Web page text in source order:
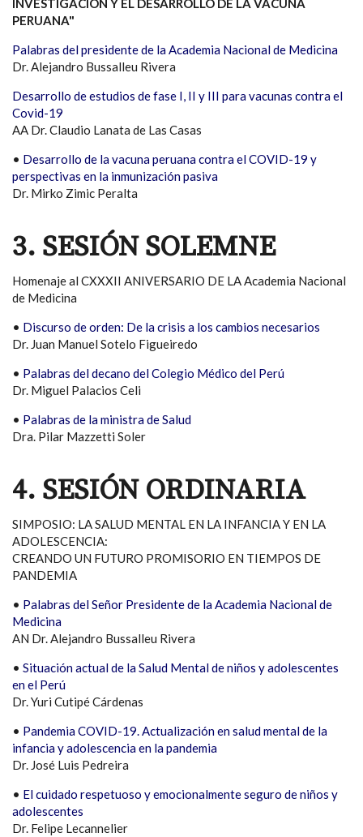
INVESTIGACIÓN Y EL DESARROLLO DE LA VACUNA
PERUANA"
Palabras del presidente de la Academia Nacional de Medicina
Dr. Alejandro Bussalleu Rivera
Desarrollo de estudios de fase I, II y III para vacunas contra el
Covid-19
AA Dr. Claudio Lanata de Las Casas
• Desarrollo de la vacuna peruana contra el COVID-19 y
perspectivas en la inmunización pasiva
Dr. Mirko Zimic Peralta
3. SESIÓN SOLEMNE
Homenaje al CXXXII ANIVERSARIO DE LA Academia Nacional
de Medicina
• Discurso de orden: De la crisis a los cambios necesarios
Dr. Juan Manuel Sotelo Figueiredo
• Palabras del decano del Colegio Médico del Perú
Dr. Miguel Palacios Celi
• Palabras de la ministra de Salud
Dra. Pilar Mazzetti Soler
4. SESIÓN ORDINARIA
SIMPOSIO: LA SALUD MENTAL EN LA INFANCIA Y EN LA
ADOLESCENCIA:
CREANDO UN FUTURO PROMISORIO EN TIEMPOS DE
PANDEMIA
• Palabras del Señor Presidente de la Academia Nacional de
Medicina
AN Dr. Alejandro Bussalleu Rivera
• Situación actual de la Salud Mental de niños y adolescentes
en el Perú
Dr. Yuri Cutipé Cárdenas
• Pandemia COVID-19. Actualización en salud mental de la
infancia y adolescencia en la pandemia
Dr. José Luis Pedreira
• El cuidado respetuoso y emocionalmente seguro de niños y
adolescentes
Dr. Felipe Lecannelier